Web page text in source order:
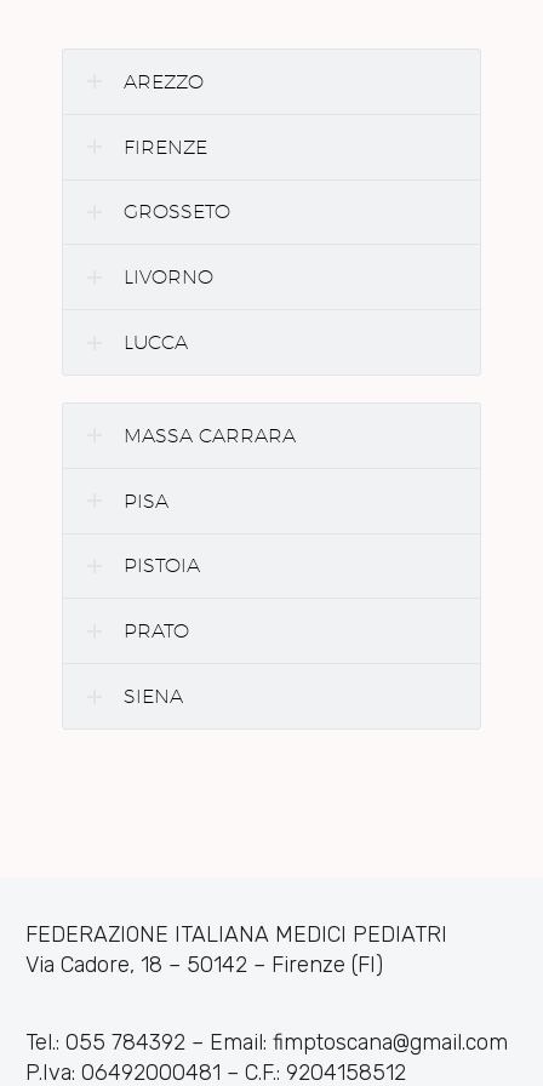
AREZZO
FIRENZE
GROSSETO
LIVORNO
LUCCA
MASSA CARRARA
PISA
PISTOIA
PRATO
SIENA
FEDERAZIONE ITALIANA MEDICI PEDIATRI
Via Cadore, 18 – 50142 – Firenze (FI)
Tel.: 055 784392 – Email: fimptoscana@gmail.com
P.Iva: 06492000481 – C.F.: 9204158512